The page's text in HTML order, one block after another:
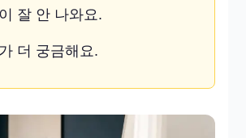
잘 안 나와요.
더 궁금해요.